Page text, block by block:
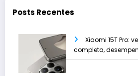
Posts Recentes
Xiaomi 15T Pro:
completa,